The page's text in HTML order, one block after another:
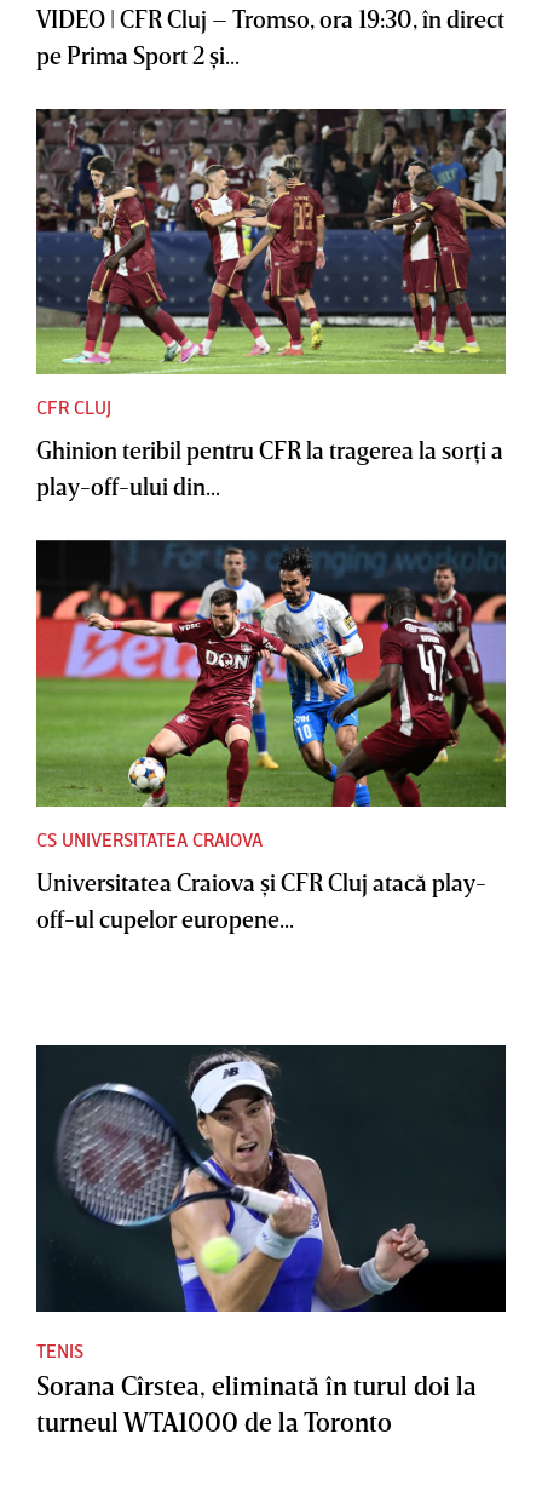
VIDEO | CFR Cluj – Tromso, ora 19:30, în direct
pe Prima Sport 2 şi...
CFR CLUJ
Ghinion teribil pentru CFR la tragerea la sorţi a
play-off-ului din...
CS UNIVERSITATEA CRAIOVA
Universitatea Craiova şi CFR Cluj atacă play-
off-ul cupelor europene...
TENIS
Sorana Cîrstea, eliminată în turul doi la
turneul WTA1000 de la Toronto